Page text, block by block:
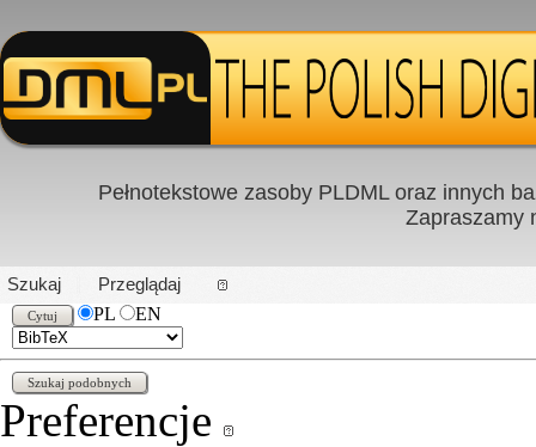
PL|EN
Pełnotekstowe zasoby PLDML oraz innych
Zapraszamy
Szukaj
Przeglądaj
PL
EN
Preferencje